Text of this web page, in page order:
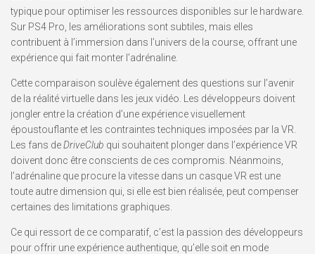
typique pour optimiser les ressources disponibles sur le hardware.
Sur PS4 Pro, les améliorations sont subtiles, mais elles
contribuent à l’immersion dans l’univers de la course, offrant une
expérience qui fait monter l’adrénaline.
Cette comparaison soulève également des questions sur l’avenir
de la réalité virtuelle dans les jeux vidéo. Les développeurs doivent
jongler entre la création d’une expérience visuellement
époustouflante et les contraintes techniques imposées par la VR.
Les fans deDriveClub qui souhaitent plonger dans l’expérience VR
doivent donc être conscients de ces compromis. Néanmoins,
l’adrénaline que procure la vitesse dans un casque VR est une
toute autre dimension qui, si elle est bien réalisée, peut compenser
certaines des limitations graphiques.
Ce qui ressort de ce comparatif, c’est la passion des développeurs
pour offrir une expérience authentique, qu’elle soit en mode